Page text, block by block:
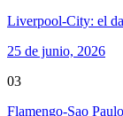
Liverpool-City: el
25 de junio, 2026
03
Flamengo-Sao